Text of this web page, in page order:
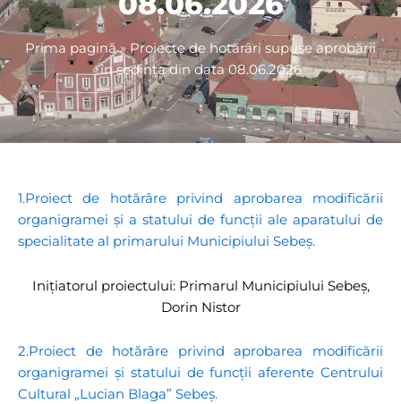
Prima pagină»Proiecte de hotărâri supuse aprobării
în ședința din data 08.06.2026
1.Proiect de hotărâre privind aprobarea modificării
organigramei și a statului de funcții ale aparatului de
specialitate al primarului Municipiului Sebeș.
Inițiatorul proiectului: Primarul Municipiului Sebeș,
Dorin Nistor
2.Proiect de hotărâre privind aprobarea modificării
organigramei și statului de funcții aferente Centrului
Cultural „Lucian Blaga” Sebeș.